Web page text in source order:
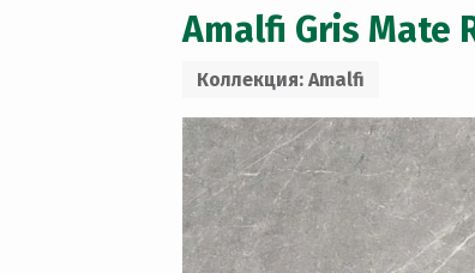
Amalfi Gris Mate
Коллекция: Amalfi